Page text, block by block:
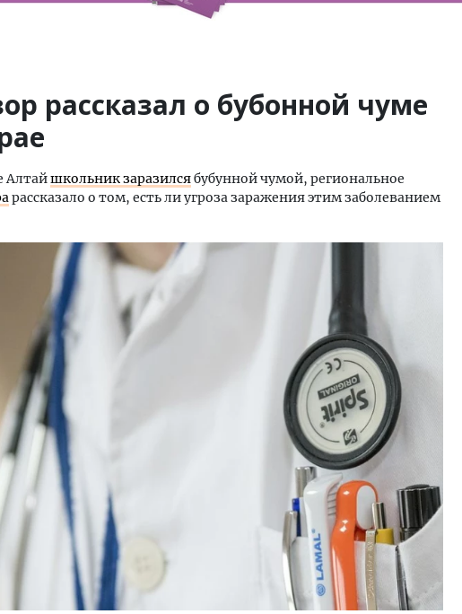
рассказал о бубонной чуме
Алтайшкольник заразилсябубунной чумой, региональное
рассказало о том, есть ли угроза заражения этим заболеванием
Архитектурный код начинается с
земли. Мощение крупноформатными
плитами становится новым
стандартом благоустройства
СТРОИТЕЛЬСТВО
Ищем новые берега.
«Жилищной инициативы»
Гатилов — о том, как
оставаться на плаву,
штормит
СТРОИТЕЛЬСТВО